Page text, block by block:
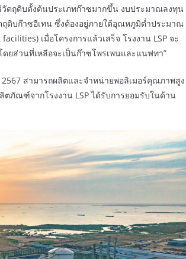
วัตถุดิบตั้งต้นประเภทก๊าซมากขึ้น งบประมาณลงทุน
ดิบก๊าซอีเทน ซึ่งต้องอยู่ภายใต้อุณหภูมิต่ำประมาณ
เมื่อโครงการแล้วเสร็จ โรงงาน LSP จะ
ยส่วนที่เหลือจะเป็นก๊าซโพรเพนและแนฟทา”
สามารถผลิตและจำหน่ายพอลิเมอร์คุณภาพสูง
ตภัณฑ์จากโรงงาน LSP ได้รับการยอมรับในด้าน